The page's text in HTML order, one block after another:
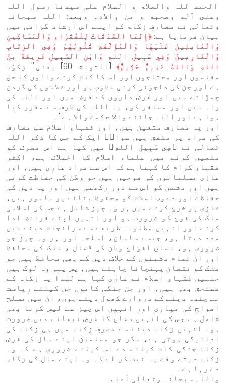
الحمد للہ والصلاۃ و السلام علی سيدنا رسول اللہ
وعلى آله وصحبه و من والاه۔ وبعد: اللہ سبحانہ
وتعالی نے مصارفِ زکاۃ کو اپنے اس ارشاد گرامی میں
بیان فرمایا ہے: ﴿إِنَّمَا الصَّدَقَاتُ لِلْفُقَرَاءِ وَالْمَسَاكِينِ
وَالْعَامِلِينَ عَلَيْهَا وَالْمُؤَلَّفَةِ قُلُوبُهُمْ وَفِي الرِّقَابِ
وَالْغَارِمِينَ وَفِي سَبِيلِ اللهِ وَابْنِ السَّبِيلِ فَرِيضَةً مِنَ
اللهِ وَاللهُ عَلِيمٌ حَكِيمٌ﴾
[التوبة: 60] یعنی:'' زکوٰۃ
مفلسوں اور محتاجوں اور اس کا کام کرنے والوں کا حق
ہے اور جن کی دلجوئی کرنی مطوب ہو اور غلاموں کی گردن
چھڑانے میں اور قرض داروں کے قرض میں اور اللہ کی
راہ میں اور مسافر کو، یہ اللہ کی طرف سے مقرر کیا
ہوا ہے اور اللہ جاننے والا حکمت والا ہے''۔
اور یہ مصارف متعین ہیں، اور فقہاءِ اسلام سب مصارف
کی مراد پر متفق ہیں سواےؐ ایک کے جس کا ذکر اللہ
تعالی نے ﴿فِي سَبِيلِ اللهِ﴾ میں کیا ہے اس مصرف کو
متعین کرنے میں علماء اسلام کا اختلاف ہے، اکثر
فقہاءِ کرام کا کہنا ہے کہ اس سے مراد غازی ہیں، اور
غازی مسلمانوں کی فوجیں ہیں جو وطن کی حفاظت کرتی
ہیں اور دشمن کو اس سے دور رکھتی ہیں اور یہ دین کی
حفاظت اور دعوتِ اسلام کو محفوظ بنانے پر مامور ہیں،
غازی پر خرچ کرنے میں ہر وہ چیز شامل ہے جس کی اسلامی
ملک کی فوج کو ضرورت ہو اور انہیں اپنے فرائض ادا
کرنے اور انہیں مطلوبہ طریقے سے سرانجام دینے میں
مدد دیتا ہو، جیسے سامان، اسلحہ اور ہر وہ چیز جو
ضروری ہو، مسلح افواج وطن کی ڈھال ، ملک کی محافظ
اور ان تمام دشمنوں کے خلاف دین کے بھی محافظ ہیں جو
ملک کو نقصان پہنچانا چاہتے ہیں، پس یہی وہ لوگ ہیں
جنہیں فقہاءِ اسلام نے غازی کہا ہے لہٰذا یہ زکاہ کے
مستحق بھی ہیں، اور جن جنگی کاموں جن کیلئے ریاست
نے چندہ دینے کے دروازے کھول دیئے ہوں، ان میں مسلح
افواج کی تیاری اور انہیں اس چیز سے لیس کرنا بھی
شامل ہے جس کی انہیں دفاع کا فرض نبھانے میں ضرورت
ہو۔ انہیں زکاۃ دینے سے مصرفِ زکاۃ میں ہی زکاۃ کی
ادائیگی ہوتی ہے، مگر جو مسلمان اپنے مال کی فرض
زکاۃ جنگی کام کیلئے دے اس کیلئے ضروری ہے کہ وہ
زکاۃ دیتے وقت یہ نیت کر لے کہ وہ اپنے مال کی زکاۃ
دے رہا ہے۔
واللہ سبحانہ وتعالی أعلم.